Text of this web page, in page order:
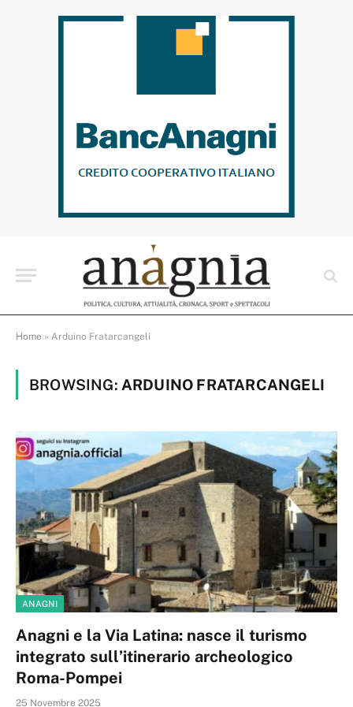
Home » Arduino Fratarcangeli
BROWSING: ARDUINO FRATARCANGELI
ANAGNI
Anagni e la Via Latina: nasce il turismo
integrato sull’itinerario archeologico
Roma-Pompei
25 Novembre 2025